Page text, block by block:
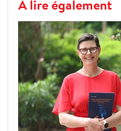
À lire également